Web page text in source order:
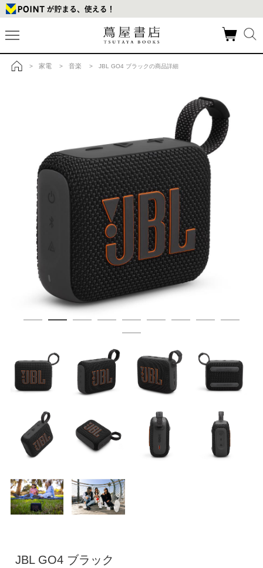
> 家電 > 音楽 > JBL GO4 ブラックの商品詳細
JBL GO4 ブラック